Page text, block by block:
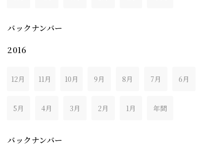
バックナンバー
2016
12月 11月 10月 9月 8月 7月 6月
5月 4月 3月 2月 1月 年間
バックナンバー